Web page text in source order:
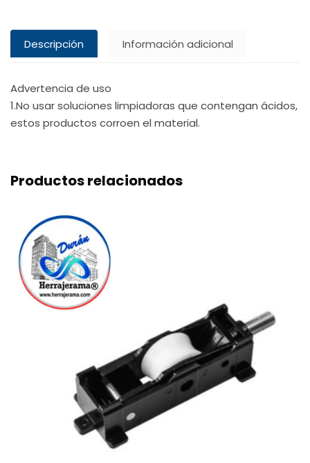
Descripción Información adicional
Advertencia de uso
1.No usar soluciones limpiadoras que contengan ácidos,
estos productos corroen el material.
Productos relacionados